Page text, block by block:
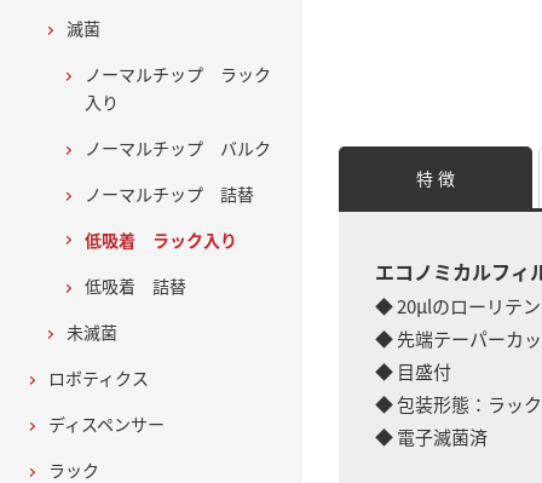
特 徴
エコノミカルフィ
◆ 20μlのローリテ
◆ 先端テーパーカ
◆ 目盛付
◆ 包装形態：ラック
◆ 電子滅菌済
滅菌
ノーマルチップ ラック
入り
ノーマルチップ バルク
ノーマルチップ 詰替
低吸着 ラック入り
低吸着 詰替
未滅菌
ロボティクス
ディスペンサー
ラック